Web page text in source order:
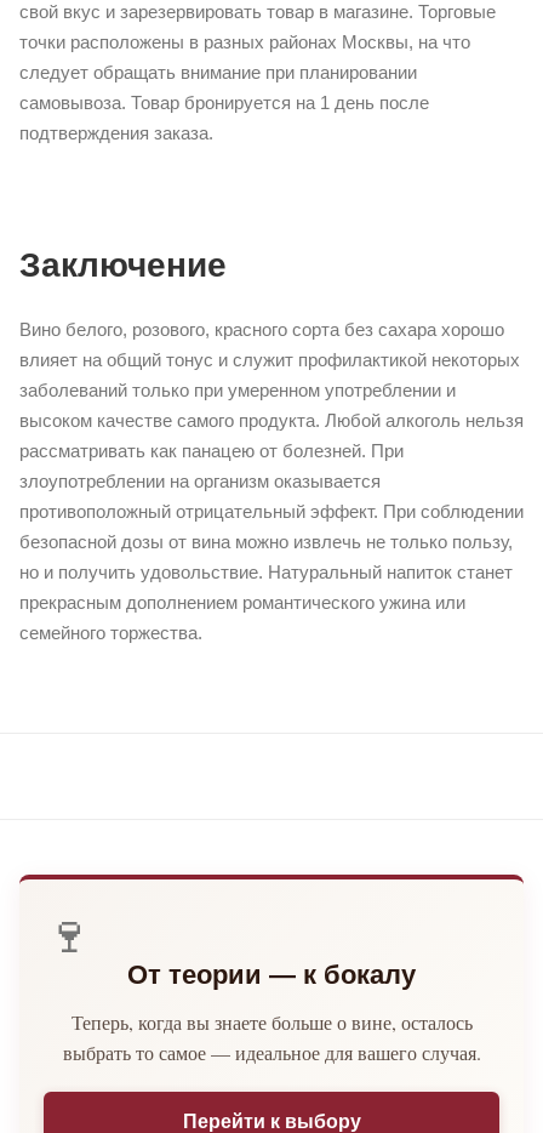
свой вкус и зарезервировать товар в магазине. Торговые
точки расположены в разных районах Москвы, на что
следует обращать внимание при планировании
самовывоза. Товар бронируется на 1 день после
подтверждения заказа.
Заключение
Вино белого, розового, красного сорта без сахара хорошо
влияет на общий тонус и служит профилактикой некоторых
заболеваний только при умеренном употреблении и
высоком качестве самого продукта. Любой алкоголь нельзя
рассматривать как панацею от болезней. При
злоупотреблении на организм оказывается
противоположный отрицательный эффект. При соблюдении
безопасной дозы от вина можно извлечь не только пользу,
но и получить удовольствие. Натуральный напиток станет
прекрасным дополнением романтического ужина или
семейного торжества.
🍷
От теории — к бокалу
Теперь, когда вы знаете больше о вине, осталось
выбрать то самое — идеальное для вашего случая.
Перейти к выбору